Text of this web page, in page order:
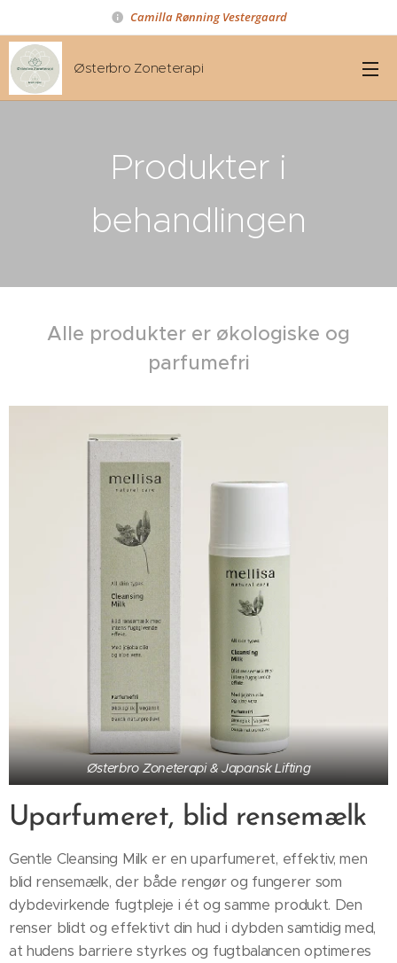
Camilla Rønning Vestergaard
Østerbro Zoneterapi
Produkter i
behandlingen
Alle produkter er økologiske og
parfumefri
Østerbro Zoneterapi & Japansk Lifting
Uparfumeret, blid rensemælk
Gentle Cleansing Milk er en uparfumeret, effektiv, men
blid rensemælk, der både rengør og fungerer som
dybdevirkende fugtpleje i ét og samme produkt. Den
renser blidt og effektivt din hud i dybden samtidig med,
at hudens barriere styrkes og fugtbalancen optimeres